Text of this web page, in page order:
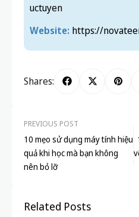
uctuyen
Website: https://
Shares:
PREVIOUS POST
10 mẹo sử dụng máy tính hiệu
quả khi học mà bạn không
nên bỏ lỡ
Related Posts